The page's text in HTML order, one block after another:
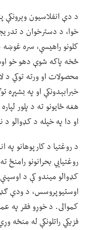
د دې انفلاسیون
خوا، د دسترخوان د
کلونو راهیسې، سره
څخه پاکه شوې دهو خو
محصولات او ورته توکي د
خبرابېدونکې او په
هغه ځایونو ته د پلور
او دا په خپله د کډوالو
د روغتیا د کارپوهانو
روغتیايي بحرانونو
کډوالو میندو کې د
اوستیوپروسس، د ودې
کموالی. د خوړو فقر په
فزیکي راتلونکې له منځه